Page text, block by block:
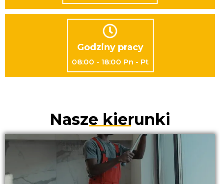
Godziny pracy
08:00 - 18:00 Pn - Pt
Nasze kierunki